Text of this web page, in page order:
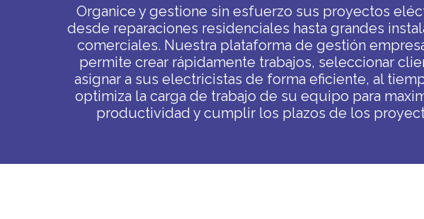
Organice y gestione sin esfuerzo sus proyectos
desde reparaciones residenciales hasta grandes
comerciales. Nuestra plataforma de gestión
permite crear rápidamente trabajos, seleccionar
asignar a sus electricistas de forma eficiente, al
optimiza la carga de trabajo de su equipo para
productividad y cumplir los plazos de los